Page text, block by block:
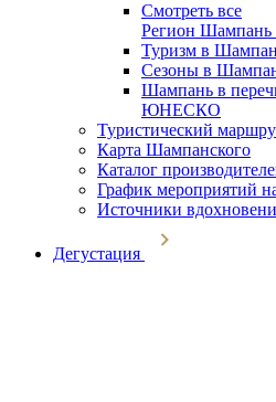
Смотреть все
Регион Шампань
Туризм в
Сезоны в
Шампань в
ЮНЕСКО
Туристический
Карта Шампанского
Каталог
График мероприятий
Источники
Дегустация